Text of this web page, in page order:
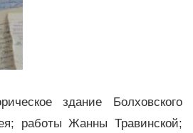
здание Болховского
работы Жанны Травинской;